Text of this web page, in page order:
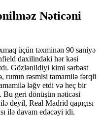
Nəticəni
üçün təxminən 90 saniyə
daxilindəki hər kəsi
Gözlənildiyi kimi sərbəst
rumın rəsmisi tamamilə fərqli
ləğv etdi və heç bir
Bu geri dönüşün nəticəsi
deyil, Real Madrid qapıçısı
ilə davam edəcəyi idi.